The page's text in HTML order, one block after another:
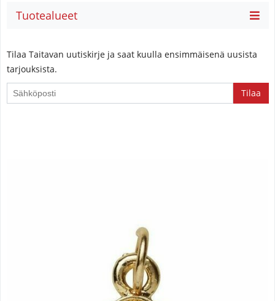
Tuotealueet
Tilaa Taitavan uutiskirje ja saat kuulla ensimmäisenä uusista
tarjouksista.
you